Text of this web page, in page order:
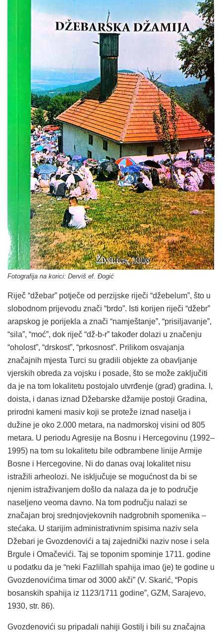
Fotografija na korici: Derviš ef. Đogić
Riječ “džebar” potječe od perzijske riječi “džebelum”, što u
slobodnom prijevodu znači “brdo”. Isti korijen riječi “džebr”
arapskog je porijekla a znači “namještanje”, “prisiljavanje”,
“sila”, “moć”, dok riječ “dž-b-r” također dolazi u značenju
“oholost”, “drskost”, “prkosnost”. Prilikom osvajanja
značajnih mjesta Turci su gradili objekte za obavljanje
vjerskih obreda za vojsku i posade, što se može zaključiti
da je na tom lokalitetu postojalo utvrđenje (grad) gradina. I,
doista, i danas iznad Džebarske džamije postoji Gradina,
prirodni kameni masiv koji se proteže iznad naselja i
dužine je oko 2.000 metara, na nadmorskoj visini od 805
metara. U periodu Agresije na Bosnu i Hercegovinu (1992–
1995) na tom su lokalitetu bile odbrambene linije Armije
Bosne i Hercegovine. Ni do danas ovaj lokalitet nisu
istražili arheolozi. Ne isključuje se mogućnost da bi se
njenim istraživanjem došlo da nalaza da je to područje
naseljeno veoma davno. Na tom području nalazi se
značajan broj srednjovjekovnih nadgrobnih spomenika –
stećaka. U starijim administrativnim spisima naziv sela
Džebari je Gvozdenovići a taj zajednički naziv nose i sela
Brgule i Omačevići. Taj se toponim spominje 1711. godine
u podatku da je “neki Fazlillah spahija imao (je) te godine u
Gvozdenovićima timar od 3000 akči” (V. Skarić, “Popis
bosanskih spahija iz 1123/1711 godine”, GZM, Sarajevo,
1930, str. 86).
Gvozdenovići su pripadali nahiji Gostilj i bili su značajna